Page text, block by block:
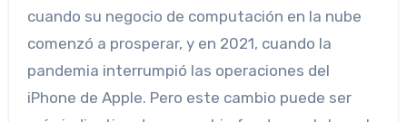
cuando su negocio de computación en la nube
comenzó a prosperar, y en 2021, cuando la
pandemia interrumpió las operaciones del
iPhone de Apple. Pero este cambio puede ser